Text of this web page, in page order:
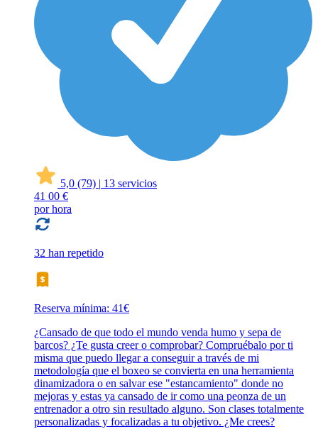
5,0 (79) | 13 servicios
41 00 €
por hora
32 han repetido
Reserva mínima: 41€
¿Cansado de que todo el mundo venda humo y sepa de
barcos? ¿Te gusta creer o comprobar? Compruébalo por ti
misma que puedo llegar a conseguir a través de mi
metodología que el boxeo se convierta en una herramienta
dinamizadora o en salvar ese "estancamiento" donde no
mejoras y estas ya cansado de ir como una peonza de un
entrenador a otro sin resultado alguno. Son clases totalmente
personalizadas y focalizadas a tu objetivo. ¿Me crees?